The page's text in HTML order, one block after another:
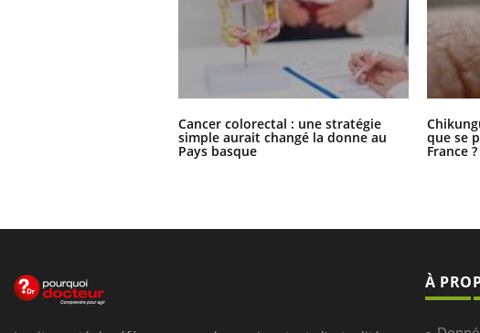
Cancer colorectal : une stratégie
simple aurait changé la donne au
Pays basque
que se
France ?
À